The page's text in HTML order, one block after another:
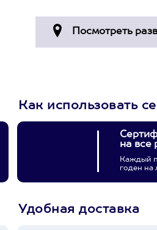
Как использовать
на все
Каждый
годен на
Удобная доставка